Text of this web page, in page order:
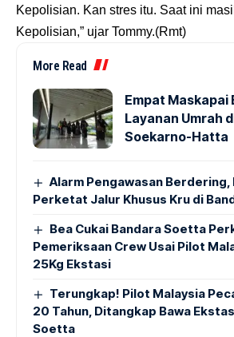
Kepolisian. Kan stres itu. Saat ini
Kepolisian,” ujar Tommy.(Rmt)
More Read
Empat Maskapai
Layanan Umrah
Soekarno-Hatta
Alarm Pengawasan Berdering,
Perketat Jalur Khusus Kru di
Bea Cukai Bandara Soetta
Pemeriksaan Crew Usai Pilot
25Kg Ekstasi
Terungkap! Pilot Malaysia
20 Tahun, Ditangkap Bawa
Soetta